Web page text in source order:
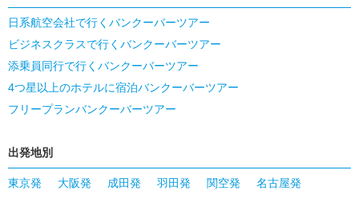
日系航空会社で行くバンクーバーツアー
ビジネスクラスで行くバンクーバーツアー
添乗員同行で行くバンクーバーツアー
4つ星以上のホテルに宿泊バンクーバーツアー
フリープランバンクーバーツアー
出発地別
東京発 大阪発 成田発 羽田発 関空発 名古屋発